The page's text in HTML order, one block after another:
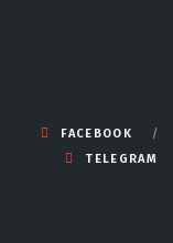
FACEBOOK
TELEGRAM